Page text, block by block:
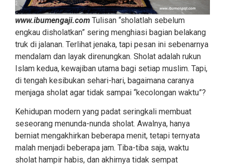
www.ibumengaji.com Tulisan “sholatlah sebelum
engkau disholatkan” sering menghiasi bagian belakang
truk di jalanan. Terlihat jenaka, tapi pesan ini sebenarnya
mendalam dan layak direnungkan. Sholat adalah rukun
Islam kedua, kewajiban utama bagi setiap muslim. Tapi,
di tengah kesibukan sehari-hari, bagaimana caranya
menjaga sholat agar tidak sampai “kecolongan waktu”?
Kehidupan modern yang padat seringkali membuat
seseorang menunda-nunda sholat. Awalnya, hanya
berniat mengakhirkan beberapa menit, tetapi ternyata
malah menjadi beberapa jam. Tiba-tiba saja, waktu
sholat hampir habis, dan akhirnya tidak sempat